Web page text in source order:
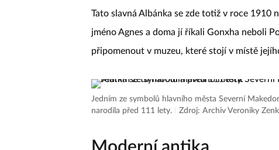
Tato slavná Albánka se zde totiž v roce 1910
jméno Agnes a doma jí říkali Gonxha neboli
připomenout v muzeu, které stojí v místě
Jedním ze symbolů hlavního města Severní
narodila před 111 lety.
Zdroj: Archiv Veroniky